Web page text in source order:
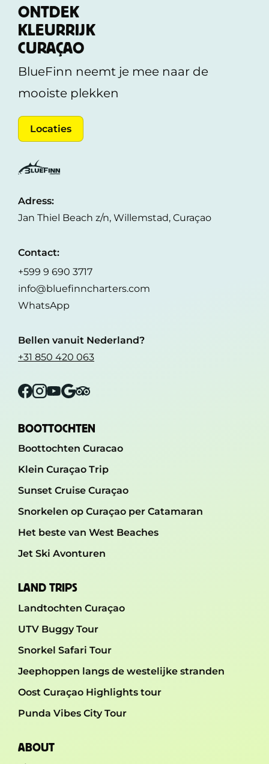
ONTDEK
KLEURRIJK
CURAÇAO
BlueFinn neemt je mee naar de
mooiste plekken
Locaties
Adress:
Jan Thiel Beach z/n, Willemstad, Curaçao
Contact:
+599 9 690 3717
info@bluefinncharters.com
WhatsApp
Bellen vanuit Nederland?
+31 850 420 063
Facebook
Instagram
YouTube
GoogleTripadvisor
BOOTTOCHTEN
Boottochten Curacao
Klein Curaçao Trip
Sunset Cruise Curaçao
Snorkelen op Curaçao per Catamaran
Het beste van West Beaches
Jet Ski Avonturen
LAND TRIPS
Landtochten Curaçao
UTV Buggy Tour
Snorkel Safari Tour
Jeephoppen langs de westelijke stranden
Oost Curaçao Highlights tour
Punda Vibes City Tour
ABOUT